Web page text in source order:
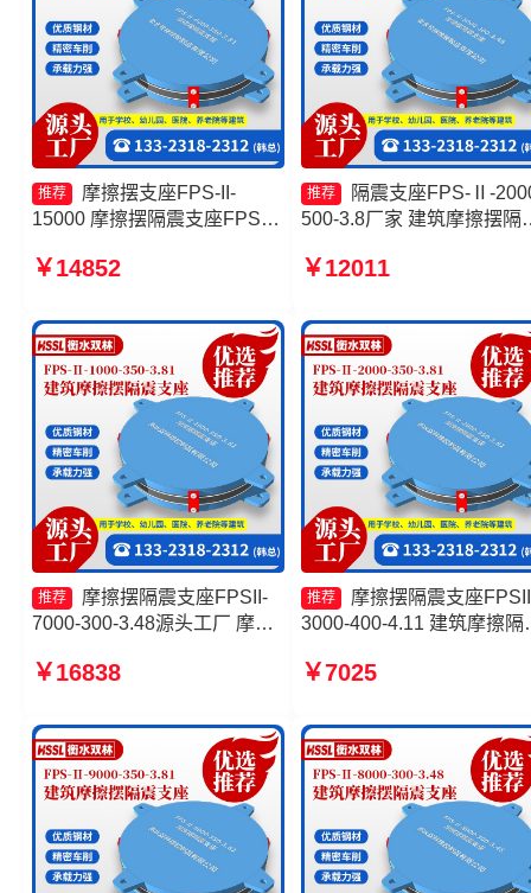
推荐
摩擦摆支座FPS-II-
15000 摩擦摆隔震支座FPSII-
座FPSII-2000-400-4.11生产
1000-400-4.11
￥14852
推荐
隔震支座FPS-Ⅱ-
500-3.8厂家 建筑摩擦摆隔
FPSII-3000-400-4.11源头
9000-400-4.11
￥12011
推荐
摩擦摆隔震支座FPSII-
7000-300-3.48源头工厂 摩擦
支座FPSII-7000-350-3.81源
6000-350-3.81
￥16838
推荐
摩擦摆隔震支座
3000-400-4.11 建筑摩擦隔
擦摆球型减隔震支座
￥7025